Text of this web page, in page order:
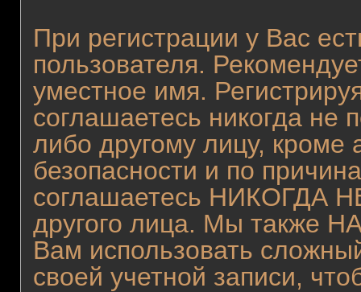
При регистрации у Вас
пользователя.
уместное имя.
соглашаетесь никогда не
либо другому лицу,
безопасности и по
соглашаетесь НИКОГДА
другого лица. Мы также
Вам использовать
своей учетной записи,